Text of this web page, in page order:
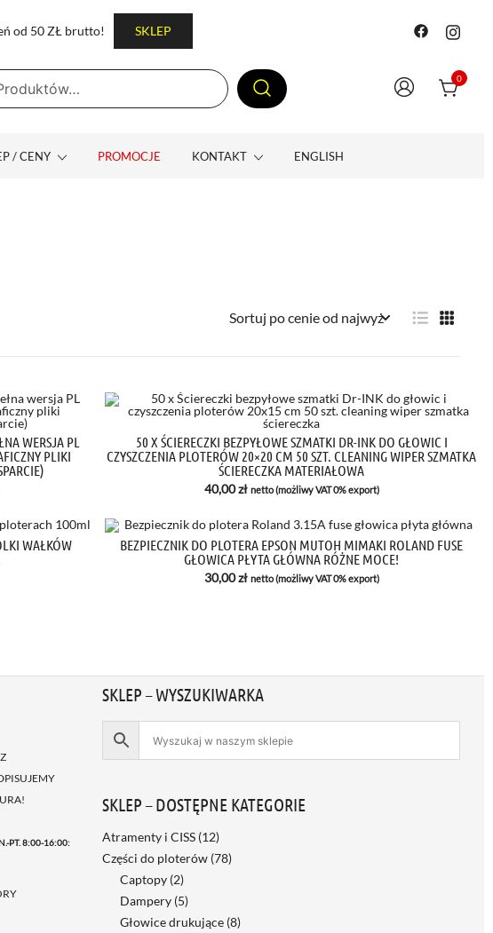
od 50 ZŁ brutto! SKLEP
0
/ CENY PROMOCJE KONTAKT ENGLISH
WERSJA PL
PLIKI
50 X ŚCIERECZKI BEZPYŁOWE SZMATKI DR-INK DO GŁOWIC I
CZYSZCZENIA PLOTERÓW 20×20 CM 50 SZT. CLEANING WIPER SZMATKA
ŚCIERECZKA MATERIAŁOWA
40,00zł netto (możliwy VAT 0% export)
WAŁKÓW
BEZPIECZNIK DO PLOTERA EPSON MUTOH MIMAKI ROLAND FUSE
GŁOWICA PŁYTA GŁÓWNA RÓŻNE MOCE!
30,00zł netto (możliwy VAT 0% export)
PT. 8:00-16:00:
SKLEP – WYSZUKIWARKA
SKLEP – DOSTĘPNE KATEGORIE
Atramenty i CISS (12)
Części do ploterów (78)
Captopy (2)
Dampery (5)
Głowice drukujące (8)